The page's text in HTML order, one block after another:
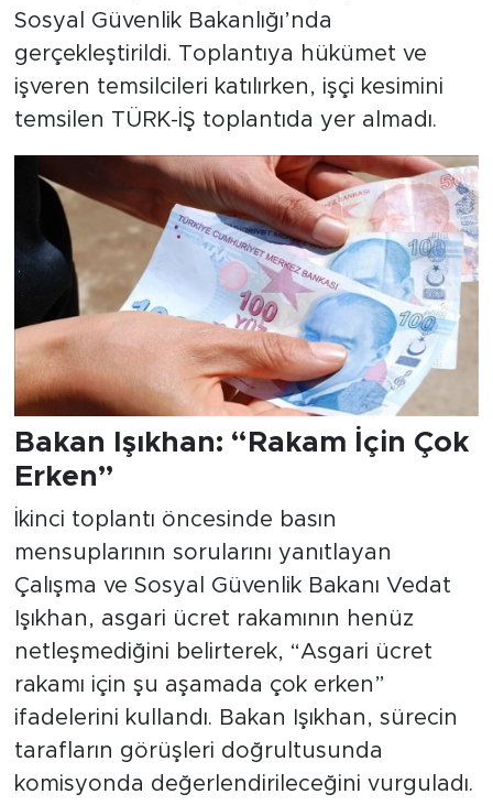
Sosyal Güvenlik Bakanlığı’nda
gerçekleştirildi. Toplantıya hükümet ve
işveren temsilcileri katılırken, işçi kesimini
temsilen TÜRK-İŞ toplantıda yer almadı.
Bakan Işıkhan: “Rakam İçin Çok
Erken”
İkinci toplantı öncesinde basın
mensuplarının sorularını yanıtlayan
Çalışma ve Sosyal Güvenlik Bakanı Vedat
Işıkhan, asgari ücret rakamının henüz
netleşmediğini belirterek, “Asgari ücret
rakamı için şu aşamada çok erken”
ifadelerini kullandı. Bakan Işıkhan, sürecin
tarafların görüşleri doğrultusunda
komisyonda değerlendirileceğini vurguladı.